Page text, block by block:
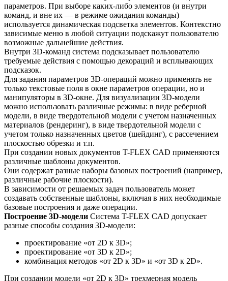
параметров. При выборе каких-либо элементов (и внутри
команд, и вне их — в режиме ожидания команды)
используется динамическая подсветка элементов. Контекстно
зависимые меню в любой ситуации подскажут пользователю
возможные дальнейшие действия.
Внутри 3D-команд система подсказывает пользователю
требуемые действия с помощью декораций и всплывающих
подсказок.
Для задания параметров 3D-операций можно применять не
только текстовые поля в окне параметров операции, но и
манипуляторы в 3D-окне. Для визуализации 3D-модели
можно использовать различные режимы: в виде реберной
модели, в виде твердотельной модели с учетом назначенных
материалов (рендеринг), в виде твердотельной модели с
учетом только назначенных цветов (шейдинг), с рассечением
плоскостью обрезки и т.п.
При создании новых документов T-FLEX CAD применяются
различные шаблоны документов.
Они содержат разные наборы базовых построений (например,
различные рабочие плоскости).
В зависимости от решаемых задач пользователь может
создавать собственные шаблоны, включая в них необходимые
базовые построения и даже операции.
Построение 3D-модели Система T-FLEX CAD допускает
разные способы создания 3D-модели:
проектирование «от 2D к 3D»;
проектирование «от 3D к 2D»;
комбинация методов «от 2D к 3D» и «от 3D к 2D».
При создании модели «от 2D к 3D» трехмерная модель